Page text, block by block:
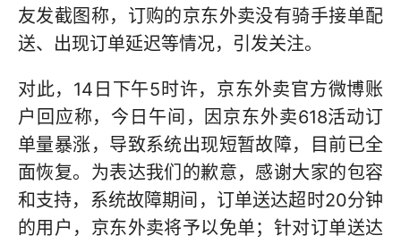
友发截图称，订购的京东外卖没有骑手接单配
送、出现订单延迟等情况，引发关注。
对此，14日下午5时许，京东外卖官方微博账
户回应称，今日午间，因京东外卖618活动订
单量暴涨，导致系统出现短暂故障，目前已全
面恢复。为表达我们的歉意，感谢大家的包容
和支持，系统故障期间，订单送达超时20分钟
的用户，京东外卖将予以免单；针对订单送达